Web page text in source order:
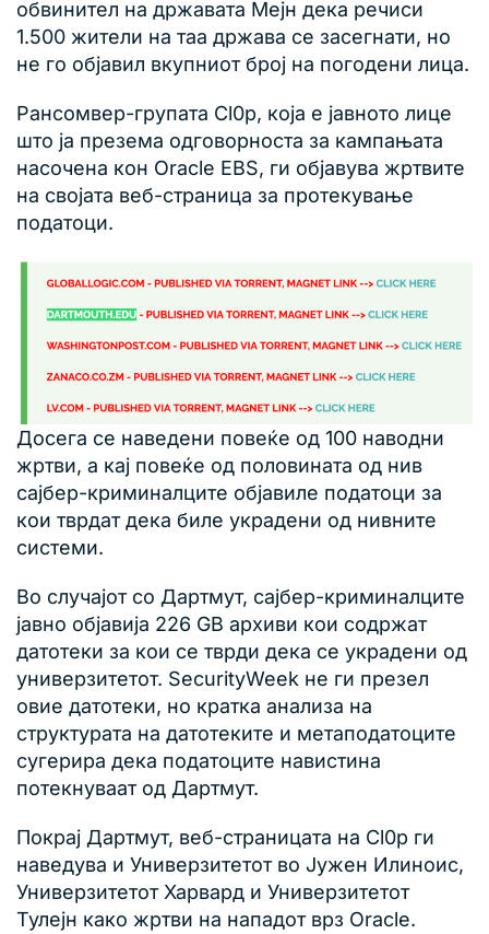
обвинител на државата Мејн дека речиси
1.500 жители на таа држава се засегнати, но
не го објавил вкупниот број на погодени лица.
Рансомвер-групата Cl0p, која е јавното лице
што ја презема одговорноста за кампањата
насочена кон Oracle EBS, ги објавува жртвите
на својата веб-страница за протекување
податоци.
Досега се наведени повеќе од 100 наводни
жртви, а кај повеќе од половината од нив
сајбер-криминалците објавиле податоци за
кои тврдат дека биле украдени од нивните
системи.
Во случајот со Дартмут, сајбер-криминалците
јавно објавија 226 GB архиви кои содржат
датотеки за кои се тврди дека се украдени од
универзитетот. SecurityWeek не ги презел
овие датотеки, но кратка анализа на
структурата на датотеките и метаподатоците
сугерира дека податоците навистина
потекнуваат од Дартмут.
Покрај Дартмут, веб-страницата на Cl0p ги
наведува и Универзитетот во Јужен Илиноис,
Универзитетот Харвард и Универзитетот
Тулејн како жртви на нападот врз Oracle.